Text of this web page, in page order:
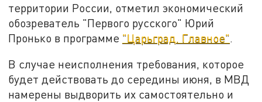
территории России, отметил экономический
обозреватель "Первого русского" Юрий
Пронько в программе "Царьград. Главное".
В случае неисполнения требования, которое
будет действовать до середины июня, в МВД
намерены выдворить их самостоятельно и